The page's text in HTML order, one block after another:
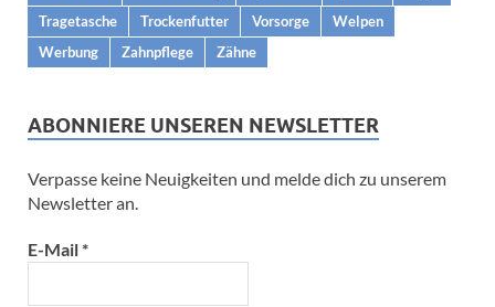
Tragetasche
Trockenfutter Vorsorge
Welpen
Werbung
Zahnpflege Zähne
ABONNIERE UNSEREN NEWSLETTER
Verpasse keine Neuigkeiten und melde dich zu unserem
Newsletter an.
E-Mail*